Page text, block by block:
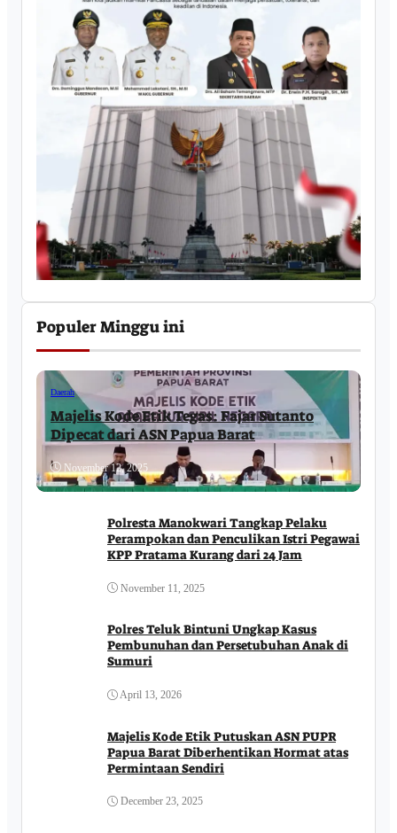
Populer Minggu ini
Daerah
Majelis Kode Etik Tegas: Fajar Sutanto
Dipecat dari ASN Papua Barat
November 12, 2025
Polresta Manokwari Tangkap Pelaku
Perampokan dan Penculikan Istri Pegawai
KPP Pratama Kurang dari 24 Jam
November 11, 2025
Polres Teluk Bintuni Ungkap Kasus
Pembunuhan dan Persetubuhan Anak di
Sumuri
April 13, 2026
Majelis Kode Etik Putuskan ASN PUPR
Papua Barat Diberhentikan Hormat atas
Permintaan Sendiri
December 23, 2025